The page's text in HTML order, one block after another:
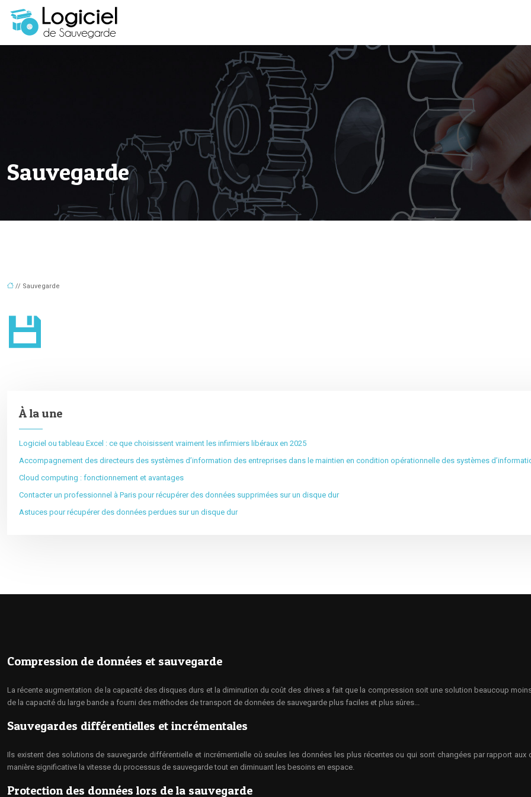
Sauvegarde
// Sauvegarde
À la une
Logiciel ou tableau Excel : ce que choisissent vraiment les infirmiers libéraux en 2025
Accompagnement des directeurs des systèmes d’information des entreprises dans le maintien en condition opérationnelle des systèmes
Cloud computing : fonctionnement et avantages
Contacter un professionnel à Paris pour récupérer des données supprimées sur un disque dur
Astuces pour récupérer des données perdues sur un disque dur
Compression de données et sauvegarde
La récente augmentation de la capacité des disques durs et la diminution du coût des drives a fait que la compression soit une solution beaucoup
de la capacité du large bande a fourni des méthodes de transport de données de sauvegarde plus faciles et plus sûres...
Sauvegardes différentielles et incrémentales
Ils existent des solutions de sauvegarde différentielle et incrémentielle où seules les données les plus récentes ou qui sont changées par rapport
manière significative la vitesse du processus de sauvegarde tout en diminuant les besoins en espace.
Protection des données lors de la sauvegarde